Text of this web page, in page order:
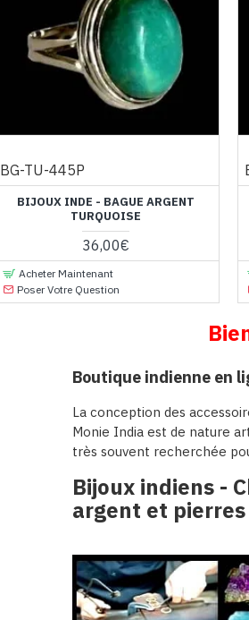
BG-TU-445P
BIJOUX INDE - BAGUE ARGENT
TURQUOISE
36,00€
Acheter Maintenant
Poser Votre Question
Boutique indienne en
La conception des
Monie India est de nature
très souvent recherchée
Bijoux indiens -
argent et